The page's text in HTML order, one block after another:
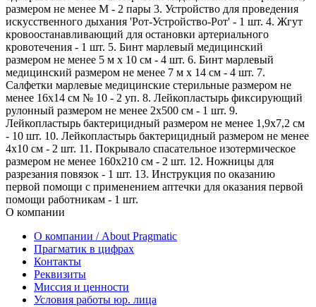
размером не менее М - 2 пары 3. Устройство для проведения
искусственного дыхания 'Рот-Устройство-Рот' - 1 шт. 4. Жгут
кровоостанавливающий для остановки артериального
кровотечения - 1 шт. 5. Бинт марлевый медицинский
размером не менее 5 м х 10 см - 4 шт. 6. Бинт марлевый
медицинский размером не менее 7 м х 14 см - 4 шт. 7.
Салфетки марлевые медицинские стерильные размером не
менее 16x14 см № 10 - 2 уп. 8. Лейкопластырь фиксирующий
рулонный размером не менее 2x500 см - 1 шт. 9.
Лейкопластырь бактерицидный размером не менее 1,9x7,2 см
- 10 шт. 10. Лейкопластырь бактерицидный размером не менее
4x10 см - 2 шт. 11. Покрывало спасательное изотермическое
размером не менее 160x210 см - 2 шт. 12. Ножницы для
разрезания повязок - 1 шт. 13. Инструкция по оказанию
первой помощи с применением аптечки для оказания первой
помощи работникам - 1 шт.
О компании
О компании / About Pragmatic
Прагматик в цифрах
Контакты
Реквизиты
Миссия и ценности
Условия работы юр. лица